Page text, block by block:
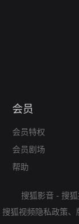
会员
会员特权
会员剧场
帮助
搜狐影音 - 搜
搜狐视频隐私政策、